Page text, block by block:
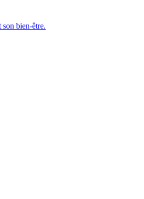
son bien-être.